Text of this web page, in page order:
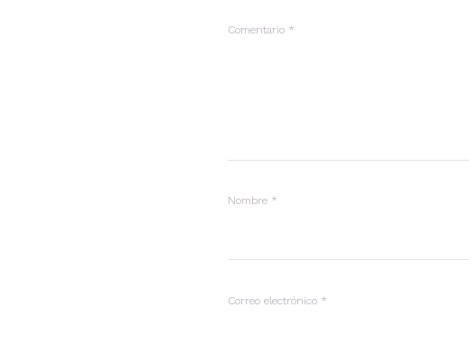
Comentario *
Nombre *
Correo electrónico *